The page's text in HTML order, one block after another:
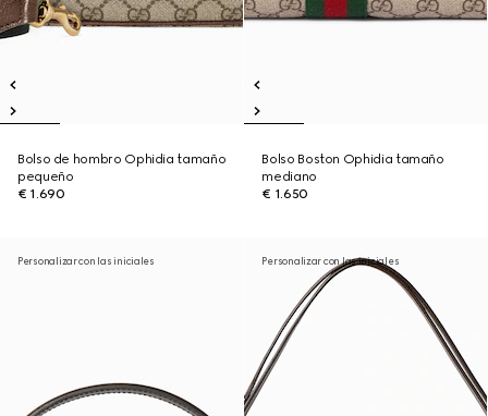
Bolso de hombro Ophidia tamaño
pequeño
€ 1.690
Bolso Boston Ophidia tamaño
mediano
€ 1.650
Personalizar con las iniciales Personalizar con las iniciales